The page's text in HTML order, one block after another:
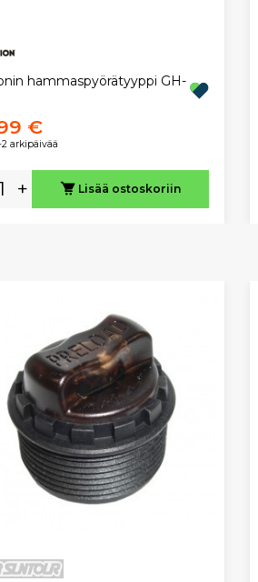
hammaspyörätyyppi GH-
€
2 arkipäivää
+ Lisää ostoskoriin